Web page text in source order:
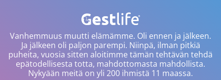
Vanhemmuus muutti elämämme. Oli ennen ja jälkeen.
Ja jälkeen oli paljon parempi. Niinpä, ilman pitkiä
puheita, vuosia sitten aloitimme tämän tehtävän tehdä
epätodellisesta totta, mahdottomasta mahdollista.
Nykyään meitä on yli 200 ihmistä 11 maassa.